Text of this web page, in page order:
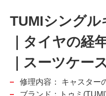
TUMIシングル
｜タイヤの経
｜スーツケー
修理内容：
キャスター
ブランド：トゥミ